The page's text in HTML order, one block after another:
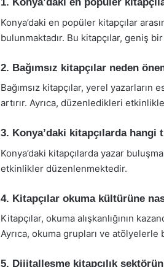
Konya’daki en popüler kitapçılar
bulunmaktadır. Bu kitapçılar, geniş
2. Bağımsız kitapçılar neden
Bağımsız kitapçılar, yerel
artırır. Ayrıca, düzenledikleri
3. Konya’daki kitapçılarda
Konya’daki kitapçılarda yazar
etkinlikler düzenlenmektedir.
4. Kitapçılar okuma kültürüne
Kitapçılar, okuma alışkanlığının
Ayrıca, okuma grupları ve
5. Dijitalleşme kitapçılık